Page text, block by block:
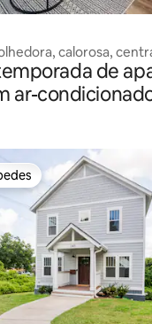
calorosa,
de
ar-